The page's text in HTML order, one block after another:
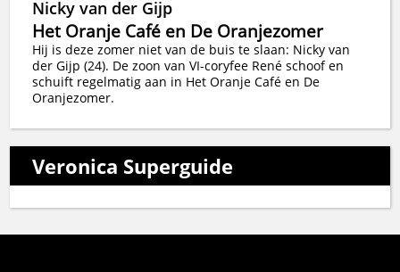
Nicky van der Gijp
Het Oranje Café en De Oranjezomer
Hij is deze zomer niet van de buis te slaan: Nicky van
der Gijp (24). De zoon van VI-coryfee René schoof en
schuift regelmatig aan in Het Oranje Café en De
Oranjezomer.
Veronica Superguide